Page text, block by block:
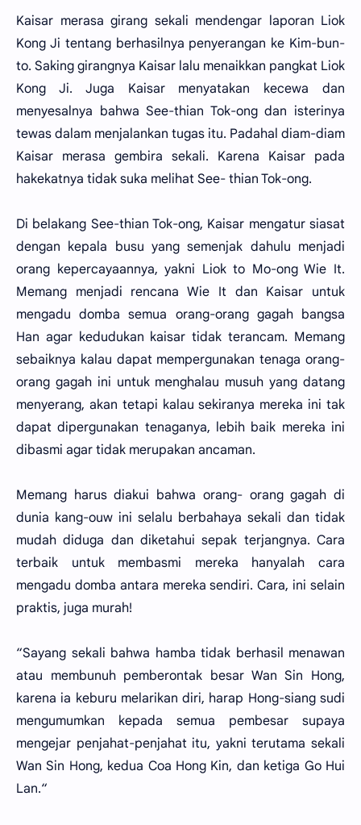
Kaisar merasa girang sekali mendengar laporan Liok
Kong Ji tentang berhasilnya penyerangan ke Kim-bun-
to. Saking girangnya Kaisar lalu menaikkan pangkat Liok
Kong Ji. Juga Kaisar menyatakan kecewa dan
menyesalnya bahwa See-thian Tok-ong dan isterinya
tewas dalam menjalankan tugas itu. Padahal diam-diam
Kaisar merasa gembira sekali. Karena Kaisar pada
hakekatnya tidak suka melihat See- thian Tok-ong.
Di belakang See-thian Tok-ong, Kaisar mengatur siasat
dengan kepala busu yang semenjak dahulu menjadi
orang kepercayaannya, yakni Liok to Mo-ong Wie It.
Memang menjadi rencana Wie It dan Kaisar untuk
mengadu domba semua orang-orang gagah bangsa
Han agar kedudukan kaisar tidak terancam. Memang
sebaiknya kalau dapat mempergunakan tenaga orang-
orang gagah ini untuk menghalau musuh yang datang
menyerang, akan tetapi kalau sekiranya mereka ini tak
dapat dipergunakan tenaganya, lebih baik mereka ini
dibasmi agar tidak merupakan ancaman.
Memang harus diakui bahwa orang- orang gagah di
dunia kang-ouw ini selalu berbahaya sekali dan tidak
mudah diduga dan diketahui sepak terjangnya. Cara
terbaik untuk membasmi mereka hanyalah cara
mengadu domba antara mereka sendiri. Cara, ini selain
praktis, juga murah!
“Sayang sekali bahwa hamba tidak berhasil menawan
atau membunuh pemberontak besar Wan Sin Hong,
karena ia keburu melarikan diri, harap Hong-siang sudi
mengumumkan kepada semua pembesar supaya
mengejar penjahat-penjahat itu, yakni terutama sekali
Wan Sin Hong, kedua Coa Hong Kin, dan ketiga Go Hui
Lan.“